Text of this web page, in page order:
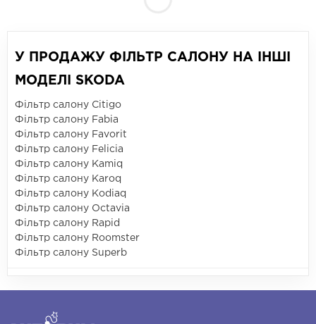
У ПРОДАЖУ ФІЛЬТР САЛОНУ НА ІНШІ
МОДЕЛІ SKODA
Фільтр салону Citigo
Фільтр салону Fabia
Фільтр салону Favorit
Фільтр салону Felicia
Фільтр салону Kamiq
Фільтр салону Karoq
Фільтр салону Kodiaq
Фільтр салону Octavia
Фільтр салону Rapid
Фільтр салону Roomster
Фільтр салону Superb